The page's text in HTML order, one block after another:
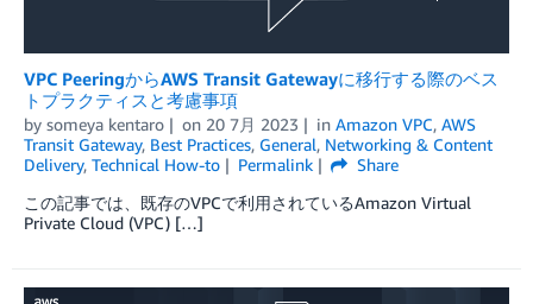
VPC PeeringからAWS Transit Gatewayに移行する際のベス
トプラクティスと考慮事項
by someya kentaro on 20 7月 2023 in Amazon VPC, AWS
Transit Gateway, Best Practices, General, Networking & Content
Delivery, Technical How-to Permalink
Share
この記事では、既存のVPCで利用されているAmazon Virtual
Private Cloud (VPC) […]